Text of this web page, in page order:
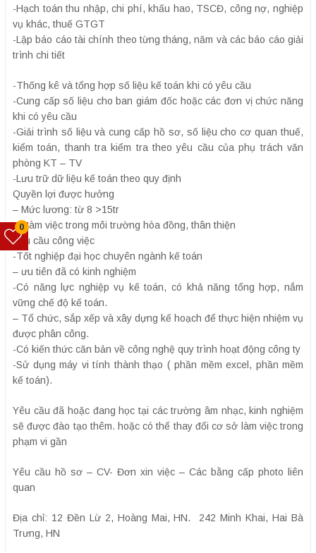
-Hạch toán thu nhập, chi phí, khấu hao, TSCĐ, công nợ, nghiệp
vụ khác, thuế GTGT
-Lập báo cáo tài chính theo từng tháng, năm và các báo cáo giải
trình chi tiết
-Thống kê và tổng hợp số liệu kế toán khi có yêu cầu
-Cung cấp số liệu cho ban giám đốc hoặc các đơn vị chức năng
khi có yêu cầu
-Giải trình số liệu và cung cấp hồ sơ, số liệu cho cơ quan thuế,
kiểm toán, thanh tra kiểm tra theo yêu cầu của phụ trách văn
phòng KT – TV
-Lưu trữ dữ liệu kế toán theo quy định
Quyền lợi được hưởng
– Mức lương: từ 8 >15tr
.– Làm việc trong môi trường hòa đồng, thân thiện
Yêu cầu công việc
-Tốt nghiệp đại học chuyên ngành kế toán
– ưu tiên đã có kinh nghiệm
-Có năng lực nghiệp vụ kế toán, có khả năng tổng hợp, nắm
vững chế độ kế toán.
– Tổ chức, sắp xếp và xây dựng kế hoạch để thực hiện nhiệm vụ
được phân công.
-Có kiến thức căn bản về công nghệ quy trình hoạt động công ty
-Sử dụng máy vi tính thành thạo ( phần mềm excel, phần mềm
kế toán).
Yêu cầu đã hoặc đang học tại các trường âm nhạc, kinh nghiệm
sẽ được đào tạo thêm. hoặc có thể thay đổi cơ sở làm việc trong
phạm vi gần
Yêu cầu hồ sơ – CV- Đơn xin việc – Các bằng cấp photo liên
quan
Địa chỉ: 12 Đền Lừ 2, Hoàng Mai, HN. 242 Minh Khai, Hai Bà
Trưng, HN
0